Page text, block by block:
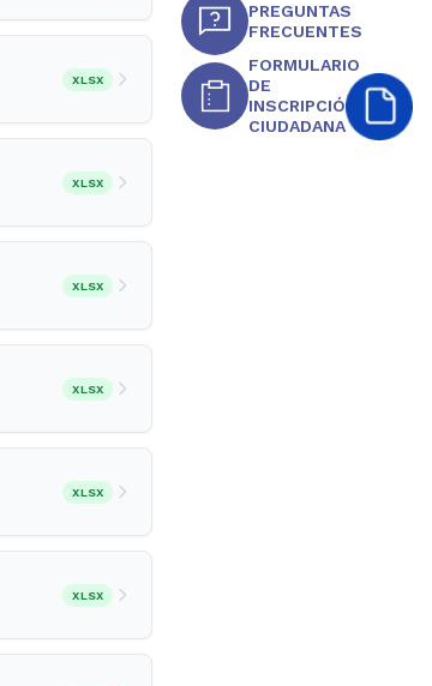
XLSX
XLSX
XLSX
XLSX
XLSX
XLSX
PREGUNTAS
FRECUENTES
FORMULARIO
DE
INSCRIPCIÓN
CIUDADANA